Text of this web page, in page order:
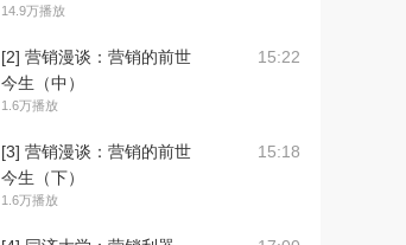
14.9万播放
[2] 营销漫谈：营销的前世
今生（中）
1.6万播放
15:22
[3] 营销漫谈：营销的前世
今生（下）
1.6万播放
15:18